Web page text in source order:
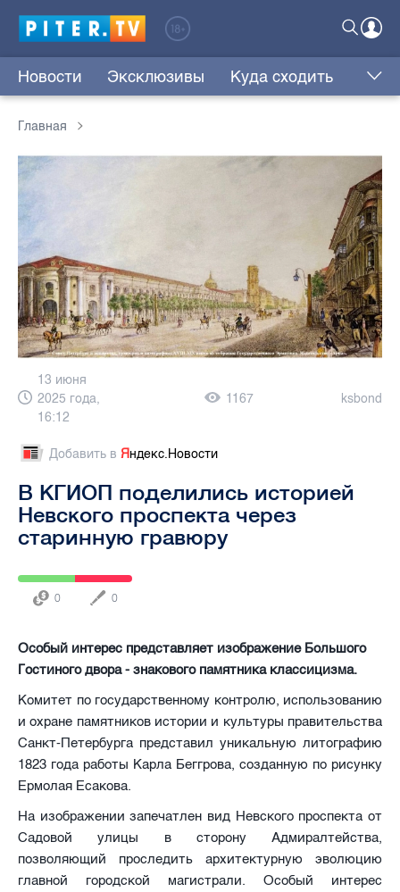
Новости Эксклюзивы Куда сходить
Главная
13 июня
2025 года,
16:12
1167 ksbond
Добавить в Яндекс.Новости
В КГИОП поделились историей
Невского проспекта через
старинную гравюру
0 0
Особый интерес представляет изображение Большого
Гостиного двора - знакового памятника классицизма.
Комитет по государственному контролю, использованию
и охране памятников истории и культуры правительства
Санкт-Петербурга представил уникальную литографию
1823 года работы Карла Беггрова, созданную по рисунку
Ермолая Есакова.
На изображении запечатлен вид Невского проспекта от
Садовой улицы в сторону Адмиралтейства,
позволяющий проследить архитектурную эволюцию
главной городской магистрали. Особый интерес